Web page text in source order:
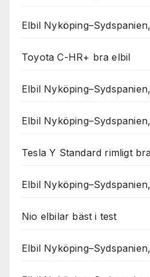
Elbil
Toyota C-HR+ bra elbil
Elbil
Elbil
Tesla Y Standard rimligt
Elbil
Nio elbilar bäst i test
Elbil